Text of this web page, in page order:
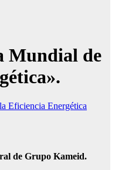
Mundial de
Eficiencia Energética
de Grupo Kameid.